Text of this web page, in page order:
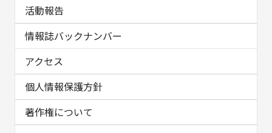
活動報告
情報誌バックナンバー
アクセス
個人情報保護方針
著作権について